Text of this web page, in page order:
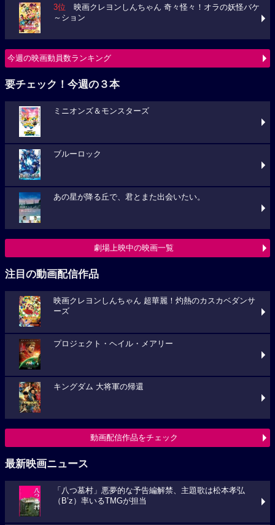
3位 映画クレヨンしんちゃん 奇々怪々！オラの妖怪バケ
～ション
今週の映画動員数ランキング
要チェック！今週の３本
ミニオンズ＆モンスターズ
ブルーロック
あの星が降る丘で、君とまた出会いたい。
劇場上映中の映画一覧
注目の動画配信作品
映画クレヨンしんちゃん 超華麗！灼熱のカスカベダンサ
ーズ
プロジェクト・ヘイル・メアリー
キングダム 大将軍の帰還
動画配信作品をチェック
最新映画ニュース
「八つ墓村」悪夢的な予告編解禁、主題歌は松本孝弘
（B’z）率いるTMGが担当